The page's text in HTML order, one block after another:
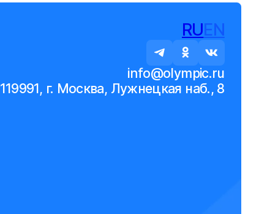
RUEN
info@olympic.ru
119991, г. Москва, Лужнецкая наб., 8